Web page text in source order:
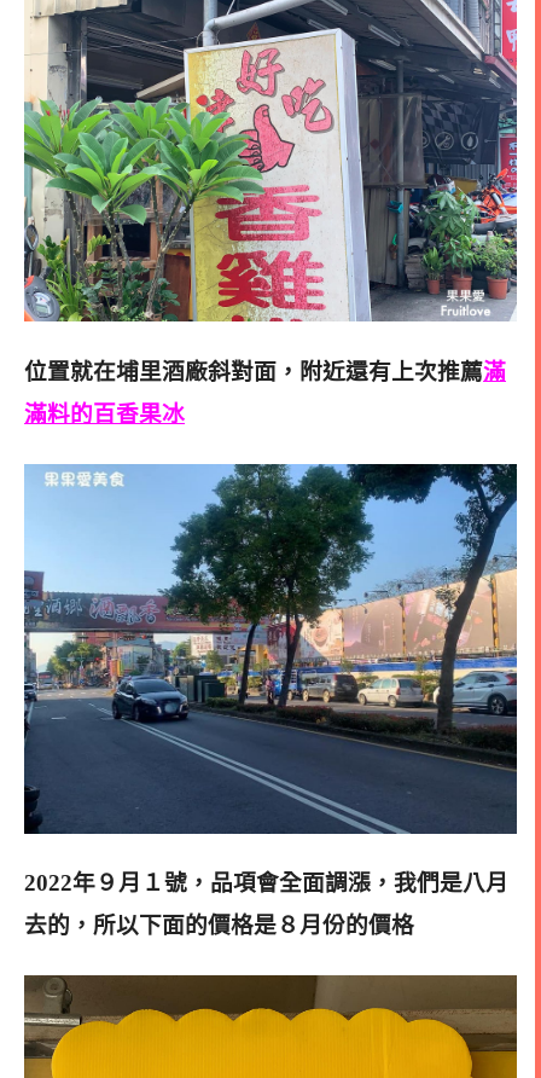
位置就在埔里酒廠斜對面，附近還有上次推薦滿
滿料的百香果冰
2022年９月１號，品項會全面調漲，我們是八月
去的，所以下面的價格是８月份的價格